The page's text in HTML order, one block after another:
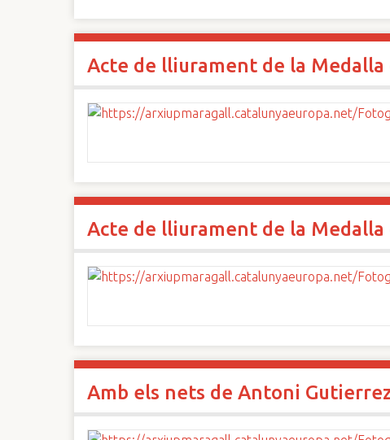
Acte de lliurament de la Medalla
Acte de lliurament de la Medalla
Amb els nets de Antoni